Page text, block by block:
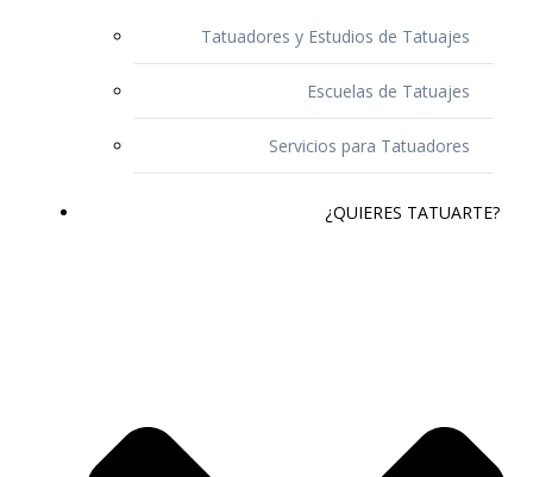
Tatuadores y Estudios de Tatuajes
Escuelas de Tatuajes
Servicios para Tatuadores
¿QUIERES TATUARTE?